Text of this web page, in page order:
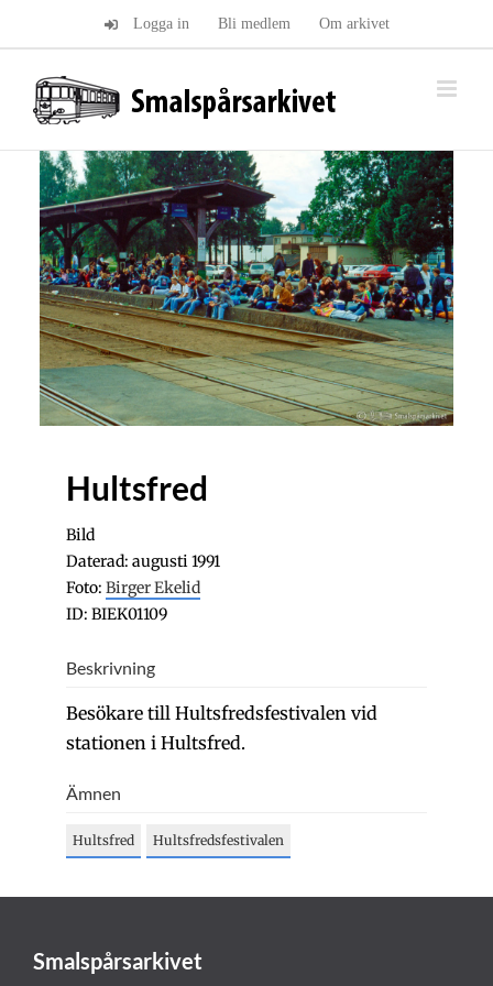
Logga in Bli medlem Om arkivet
Hultsfred
Bild
Daterad: augusti 1991
Foto: Birger Ekelid
ID: BIEK01109
Beskrivning
Besökare till Hultsfredsfestivalen vid
stationen i Hultsfred.
Ämnen
Hultsfred Hultsfredsfestivalen
Smalspårsarkivet